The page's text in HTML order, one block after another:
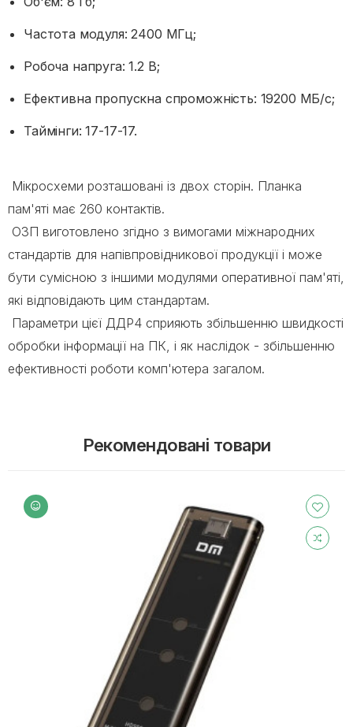
Частота модуля: 2400 МГц;
Робоча напруга: 1.2 В;
Ефективна пропускна спроможність: 19200 МБ/с;
Таймінги: 17-17-17.
Мікросхеми розташовані із двох сторін. Планка
пам'яті має 260 контактів.
ОЗП виготовлено згідно з вимогами міжнародних
стандартів для напівпровідникової продукції і може
бути сумісною з іншими модулями оперативної пам'яті,
які відповідають цим стандартам.
Параметри цієї ДДР4 сприяють збільшенню швидкості
обробки інформації на ПК, і як наслідок - збільшенню
ефективності роботи комп'ютера загалом.
Рекомендовані товари